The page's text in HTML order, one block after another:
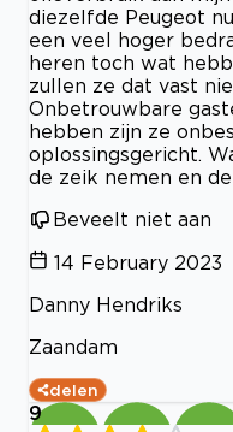
diezelfde Peugeot
een veel hoger
heren toch wat
zullen ze dat vast
Onbetrouwbare
hebben zijn ze
oplossingsgericht.
de zeik nemen en
Beveelt niet aan
14 February 2023
Danny Hendriks
Zaandam
delen
9